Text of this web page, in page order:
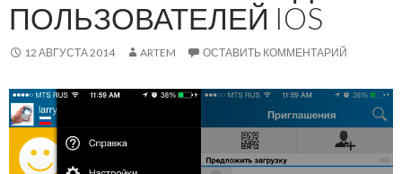
ПОЛЬЗОВАТЕЛЕЙ IOS
12 АВГУСТА 2014 ARTEM ОСТАВИТЬ КОММЕНТАРИЙ